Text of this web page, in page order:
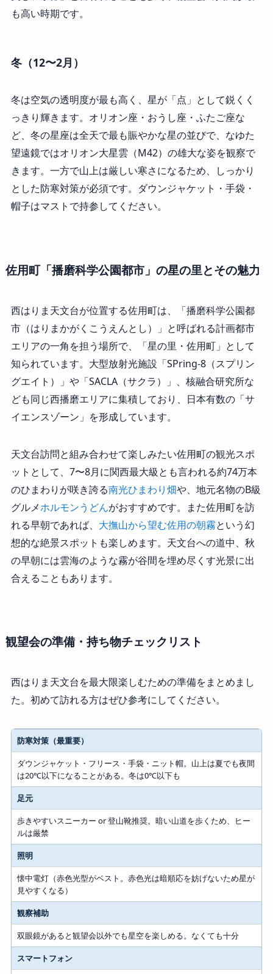
も高い時期です。
冬（12〜2月）
冬は空気の透明度が最も高く、星が「点」として鋭くく
っきり輝きます。オリオン座・おうし座・ふたご座な
ど、冬の星座は全天で最も賑やかな星の並びで、なゆた
望遠鏡ではオリオン大星雲（M42）の雄大な姿を観察で
きます。一方で山上は厳しい寒さになるため、しっかり
とした防寒対策が必須です。ダウンジャケット・手袋・
帽子はマストで持参してください。
佐用町「播磨科学公園都市」の星の里とその魅力
西はりま天文台が位置する佐用町は、「播磨科学公園都
市（はりまかがくこうえんとし）」と呼ばれる計画都市
エリアの一角を担う場所で、「星の里・佐用町」として
知られています。大型放射光施設「SPring-8（スプリン
グエイト）」や「SACLA（サクラ）」、核融合研究所な
ども同じ西播磨エリアに集積しており、日本有数の「サ
イエンスゾーン」を形成しています。
天文台訪問と組み合わせて楽しみたい佐用町の観光スポ
ットとして、7〜8月に関西最大級とも言われる約74万本
のひまわりが咲き誇る南光ひまわり畑や、地元名物のB級
グルメホルモンうどんがおすすめです。また佐用町を訪
れる早朝であれば、 大撫山から望む佐用の朝霧という幻
想的な絶景スポットも楽しめます。天文台への道中、秋
の早朝には雲海のような霧が谷間を埋め尽くす光景に出
合えることもあります。
観望会の準備・持ち物チェックリスト
西はりま天文台を最大限楽しむための準備をまとめまし
た。初めて訪れる方はぜひ参考にしてください。
カテゴリー
持ち物・注意点
防寒対策（最重要）
ダウンジャケット・フリース・手袋・ニット帽。山上は夏でも夜間
は20℃以下になることがある。冬は0℃以下も
足元
歩きやすいスニーカー or 登山靴推奨。暗い山道を歩くため、ヒー
ルは厳禁
照明
懐中電灯（赤色光型がベスト。赤色光は暗順応を妨げないため星が
見やすくなる）
観察補助
双眼鏡があると観望会以外でも星空を楽しめる。なくても十分
スマートフォン